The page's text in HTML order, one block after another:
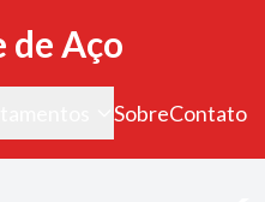
de Aço
SobreContato